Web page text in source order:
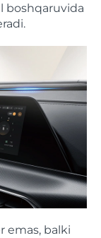
boshqaruvida
emas, balki